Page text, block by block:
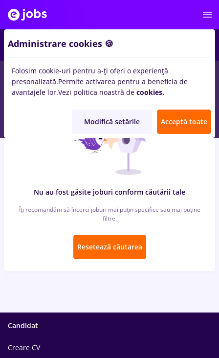
locuri de muncaarabesque, Full timeinBucuresti
Fara experienta
Nu au fost găsite joburi conform căutării tale
Îți recomandăm să încerci joburi mai puțin specifice sau mai puține
filtre.
Resetează căutarea
Candidat
Creare CV
Administrare cookies 🍪
Folosim cookie-uri pentru a-ți oferi o experiență
presonalizată.Permite activarea pentru a beneficia de
avantajele lor.Vezi politica noastră de cookies.
Modifică setările Acceptă toate